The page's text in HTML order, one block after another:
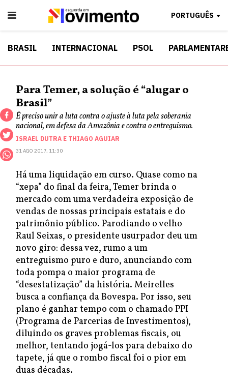
PORTUGUÊS
BRASIL INTERNACIONAL PSOL
Para Temer, a solução é “alugar o
Brasil”
É preciso unir a luta contra o ajuste à luta pela soberania
nacional, em defesa da Amazônia e contra o entreguismo.
ISRAEL DUTRA E THIAGO AGUIAR
31 AGO 2017, 11:30
Há uma liquidação em curso. Quase como na
“xepa” do final da feira, Temer brinda o
mercado com uma verdadeira exposição de
vendas de nossas principais estatais e do
patrimônio público. Parodiando o velho
Raul Seixas, o presidente usurpador deu um
novo giro: dessa vez, rumo a um
entreguismo puro e duro, anunciando com
toda pompa o maior programa de
“desestatização” da história. Meirelles
busca a confiança da Bovespa. Por isso, seu
plano é ganhar tempo com o chamado PPI
(Programa de Parcerias de Investimentos),
diluindo os graves problemas fiscais, ou
melhor, tentando jogá-los para debaixo do
tapete, já que o rombo fiscal foi o pior em
duas décadas.